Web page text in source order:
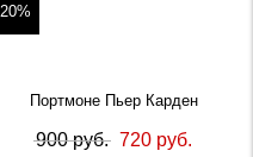
20%
Портмоне Пьер Карден
900 руб. 720 руб.